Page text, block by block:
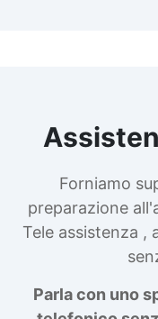
Forniamo
preparazione
Tele assistenza ,
Parla con uno